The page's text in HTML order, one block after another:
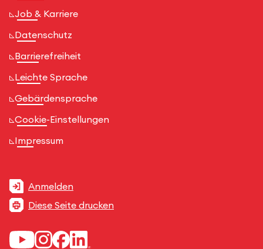
Job & Karriere
Datenschutz
Barrierefreiheit
Leichte Sprache
Gebärdensprache
Cookie-Einstellungen
Impressum
Anmelden
Diese Seite drucken